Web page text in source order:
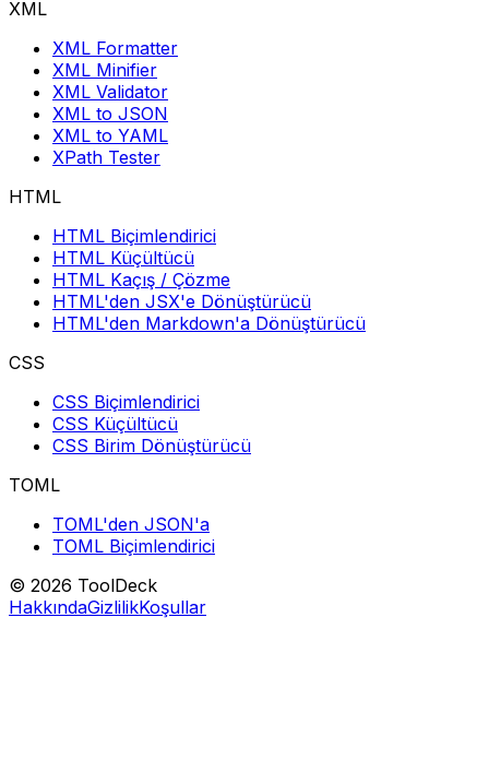
XML
XML Formatter
XML Minifier
XML Validator
XML to JSON
XML to YAML
XPath Tester
HTML
HTML Biçimlendirici
HTML Küçültücü
HTML Kaçış / Çözme
HTML'den JSX'e Dönüştürücü
HTML'den Markdown'a Dönüştürücü
CSS
CSS Biçimlendirici
CSS Küçültücü
CSS Birim Dönüştürücü
TOML
TOML'den JSON'a
TOML Biçimlendirici
© 2026 ToolDeck
HakkındaGizlilikKoşullar